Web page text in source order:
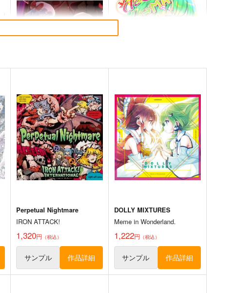
必然のカタストロフィ／
Magical-マジカル-
少女フラクタル
2,750円（税込）
東方Project
サンプル カート
そだててYU→MA
ババソイヤー
660円（税込）
東方Project
サンプル カート
Perpetual Nightmare
IRON ATTACK!
1,320円 （税込）
サンプル 作品詳細
DOLLY MIXTURES
Meme in Wonderland.
1,222円 （税込）
サンプル 作品詳細